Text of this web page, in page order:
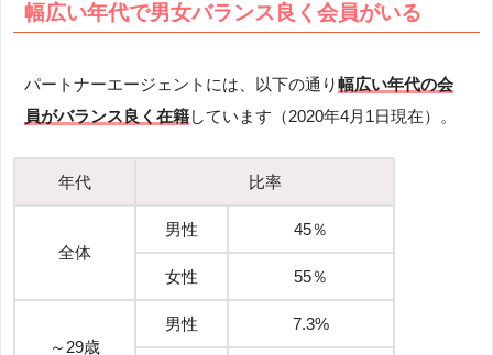
幅広い年代で男女バランス良く会員がいる
パートナーエージェントには、以下の通り幅広い年代の会
員がバランス良く在籍しています（2020年4月1日現在）。
年代 比率
全体
男性 45％
女性 55％
～29歳
男性 7.3%